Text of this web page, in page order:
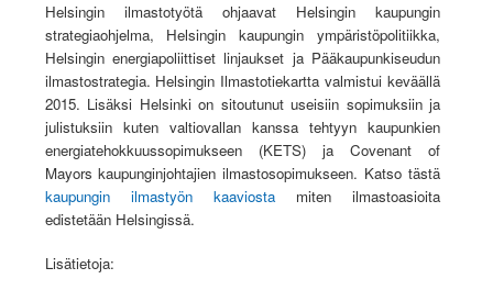
Helsingin ilmastotyötä ohjaavat Helsingin kaupungin
strategiaohjelma, Helsingin kaupungin ympäristöpolitiikka,
Helsingin energiapoliittiset linjaukset ja Pääkaupunkiseudun
ilmastostrategia. Helsingin Ilmastotiekartta valmistui keväällä
2015. Lisäksi Helsinki on sitoutunut useisiin sopimuksiin ja
julistuksiin kuten valtiovallan kanssa tehtyyn kaupunkien
energiatehokkuussopimukseen (KETS) ja Covenant of
Mayors kaupunginjohtajien ilmastosopimukseen. Katso tästä
kaupungin ilmastyön kaaviostamiten ilmastoasioita
edistetään Helsingissä.
Lisätietoja: